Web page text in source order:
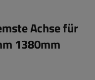
Achse für
1380mm